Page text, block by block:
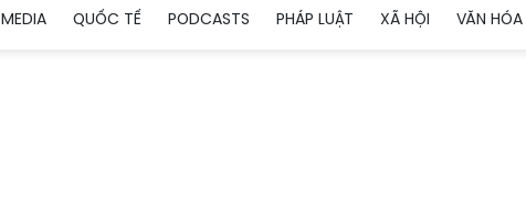
MEDIA QUỐC TẾ PODCASTS PHÁP LUẬT XÃ HỘI VĂN HÓA